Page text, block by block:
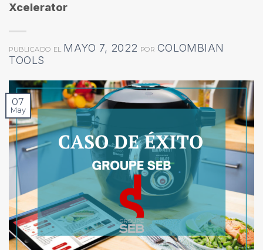
Xcelerator
PUBLICADO EL MAYO 7, 2022 POR COLOMBIAN
TOOLS
07
May